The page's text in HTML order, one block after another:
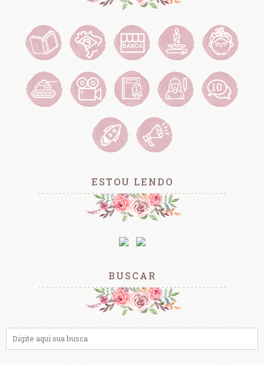
ESTOU LENDO
BUSCAR